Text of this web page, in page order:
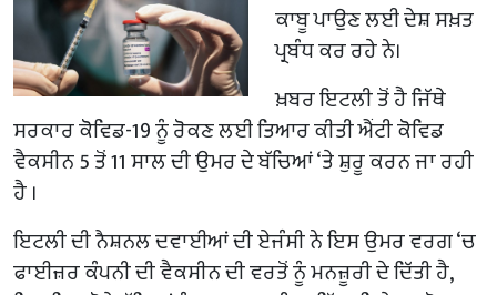
ਕਾਬੂ ਪਾਉਣ ਲਈ ਦੇਸ਼ ਸਖ਼ਤ
ਪ੍ਰਬੰਧ ਕਰ ਰਹੇ ਨੇ।
ਖ਼ਬਰ ਇਟਲੀ ਤੋਂ ਹੈ ਜਿੱਥੇ
ਸਰਕਾਰ ਕੋਵਿਡ-19 ਨੂੰ ਰੋਕਣ ਲਈ ਤਿਆਰ ਕੀਤੀ ਐਂਟੀ ਕੋਵਿਡ
ਵੈਕਸੀਨ 5 ਤੋਂ 11 ਸਾਲ ਦੀ ਉਮਰ ਦੇ ਬੱਚਿਆਂ ‘ਤੇ ਸ਼ੁਰੂ ਕਰਨ ਜਾ ਰਹੀ
ਹੈ ।
ਇਟਲੀ ਦੀ ਨੈਸ਼ਨਲ ਦਵਾਈਆਂ ਦੀ ਏਜੰਸੀ ਨੇ ਇਸ ਉਮਰ ਵਰਗ ‘ਚ
ਫਾਈਜ਼ਰ ਕੰਪਨੀ ਦੀ ਵੈਕਸੀਨ ਦੀ ਵਰਤੋਂ ਨੂੰ ਮਨਜ਼ੂਰੀ ਦੇ ਦਿੱਤੀ ਹੈ,